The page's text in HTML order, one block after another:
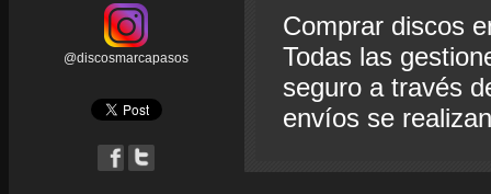
@discosmarcapasos
Comprar discos
Todas las
seguro a través
envíos se